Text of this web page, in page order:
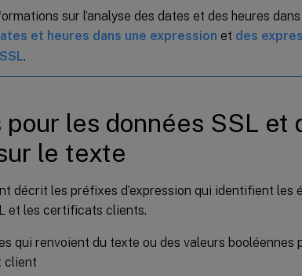
sur l’analyse des dates et des heures
et heures dans une expression et des
.
pour les données SSL
le texte
décrit les préfixes d’expression qui identifient les
et les certificats clients.
qui renvoient du texte ou des valeurs booléennes
client